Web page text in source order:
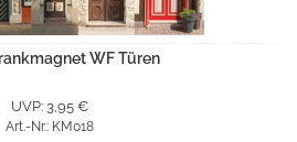
WF Türen
UVP: 3,95 €
Art.-Nr.: KM018